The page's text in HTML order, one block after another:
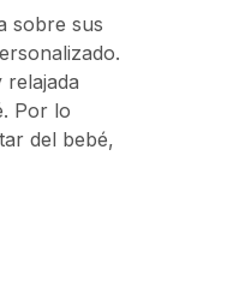
sobre sus
Por lo
del bebé,